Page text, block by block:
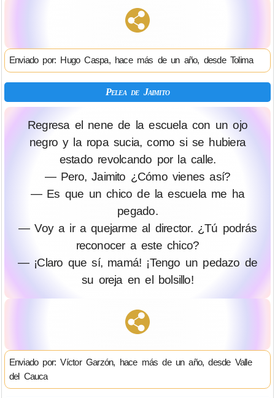
Enviado por: Hugo Caspa, hace más de un año, desde Tolima
Pelea de Jaimito
Regresa el nene de la escuela con un ojo
negro y la ropa sucia, como si se hubiera
estado revolcando por la calle.
— Pero, Jaimito ¿Cómo vienes así?
— Es que un chico de la escuela me ha
pegado.
— Voy a ir a quejarme al director. ¿Tú podrás
reconocer a este chico?
— ¡Claro que sí, mamá! ¡Tengo un pedazo de
su oreja en el bolsillo!
Enviado por: Víctor Garzón, hace más de un año, desde Valle
del Cauca